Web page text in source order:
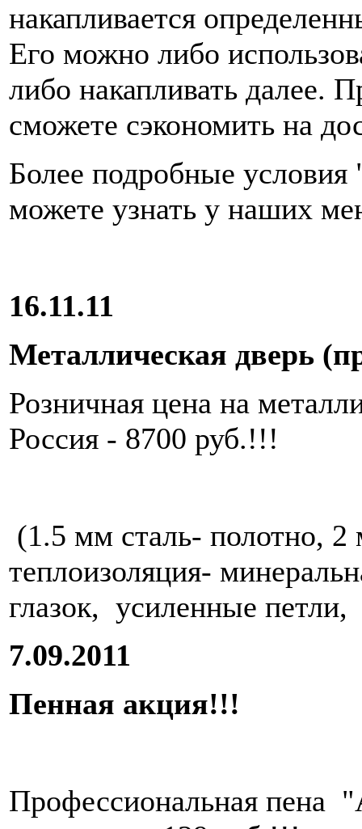
накапливается
Его можно либо
либо накапливать далее.
сможете сэкономить на
Более подробные
можете узнать у наших
16.11.11
Металлическая дверь
Розничная цена на
Россия - 8700 руб.!!!
(1.5 мм сталь- полотно,
теплоизоляция-
глазок, усиленные
7.09.2011
Пенная акция!!!
Профессиональная пена